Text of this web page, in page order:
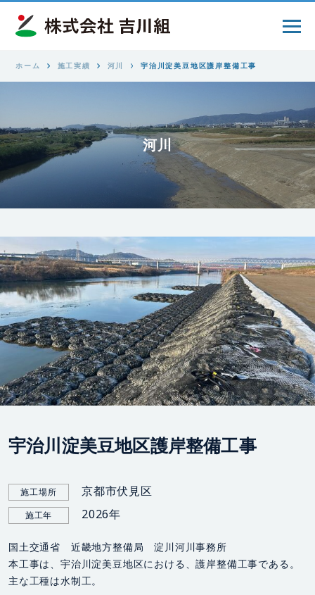
ホーム 施工実績 河川 宇治川淀美豆地区護岸整備工事
河川
宇治川淀美豆地区護岸整備工事
施工場所 京都市伏見区
施工年 2026年
国土交通省 近畿地方整備局 淀川河川事務所
本工事は、宇治川淀美豆地区における、護岸整備工事である。
主な工種は水制工。